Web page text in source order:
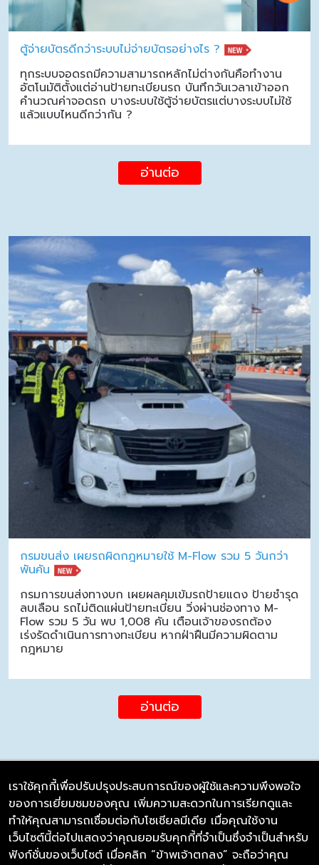
ตู้จ่ายบัตรดีกว่าระบบไม่จ่ายบัตรอย่างไร ?
ทุกระบบจอดรถมีความสามารถหลักไม่ต่างกันคือทำงาน
อัตโนมัติตั้งแต่อ่านป้ายทะเบียนรถ บันทึกวันเวลาเข้าออก
คำนวณค่าจอดรถ บางระบบใช้ตู้จ่ายบัตรแต่บางระบบไม่ใช้
แล้วแบบไหนดีกว่ากัน ?
อ่านต่อ
กรมขนส่ง เผยรถผิดกฎหมายใช้ M-Flow รวม 5 วันกว่า
พันคัน
กรมการขนส่งทางบก เผยผลคุมเข้มรถป้ายแดง ป้ายชำรุด
ลบเลือน รถไม่ติดแผ่นป้ายทะเบียน วิ่งผ่านช่องทาง M-
Flow รวม 5 วัน พบ 1,008 คัน เตือนเจ้าของรถต้อง
เร่งรัดดำเนินการทางทะเบียน หากฝ่าฝืนมีความผิดตาม
กฎหมาย
อ่านต่อ
บริษัท ซิมลิงค์ จำกัด
98/226 Bangrakyai-Baanmai Road,
Bangyai, Nonthaburi 11140
เราใช้คุกกี้เพื่อปรับปรุงประสบการณ์ของผู้ใช้และความพึงพอใจ
ของการเยี่ยมชมของคุณ เพิ่มความสะดวกในการเรียกดูและ
ทำให้คุณสามารถเชื่อมต่อกับโซเชียลมีเดีย เมื่อคุณใช้งาน
เว็บไซต์นี้ต่อไปแสดงว่าคุณยอมรับคุกกี้ที่จำเป็นซึ่งจำเป็นสำหรับ
ฟังก์ชั่นของเว็บไซต์ เมื่อคลิก “ข้าพเจ้าตกลง” จะถือว่าคุณ